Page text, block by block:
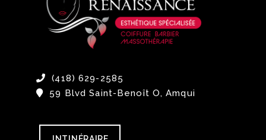
(418) 629-2585
59 Blvd Saint-Benoît O, Amqui